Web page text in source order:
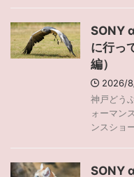
SONY
に行っ
編）
2026/
神戸どう
ォーマン
ンスショ
SONY